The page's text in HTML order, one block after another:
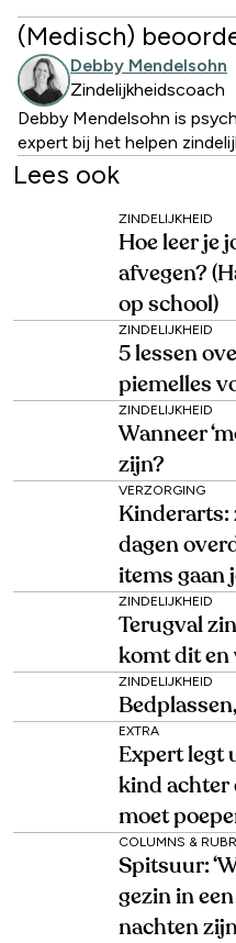
(Medisch)
Debby Mendelsohn
Zindelijkheidscoach
Debby Mendelsohn is
expert bij het helpen
Lees ook
ZINDELIJKHEID
Hoe leer je
afvegen?
op school)
ZINDELIJKHEID
5 lessen
piemelles
ZINDELIJKHEID
Wanneer
zijn?
VERZORGING
Kinderarts:
dagen
items gaan
ZINDELIJKHEID
Terugval
komt dit en
ZINDELIJKHEID
EXTRA
Expert legt
kind achter
moet
COLUMNS &
Spitsuur:
gezin in
nachten